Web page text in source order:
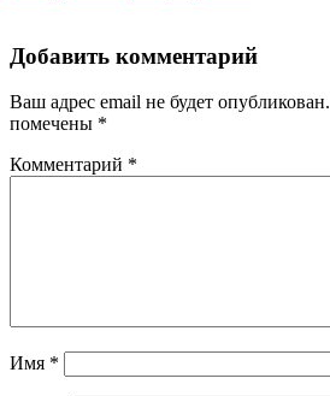
Добавить комментарий
Ваш адрес email не будет опубликован.
помечены *
Комментарий *
Имя *